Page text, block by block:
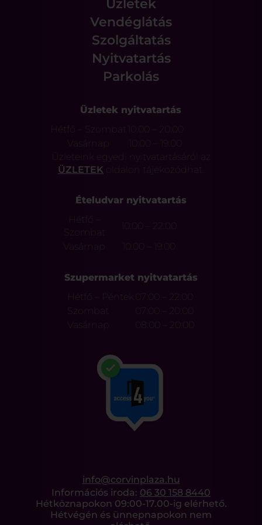
Üzletek
Vendéglátás
Szolgáltatás
Nyitvatartás
Parkolás
Üzletek nyitvatartás
Hétfő – Szombat
10:00 – 20:00
Vasárnap
Üzleteink egyedi nyitvatartásáról az
ÜZLETEK oldalon tájékozódhat.
Ételudvar nyitvatartás
Hétfő –
Szombat
10:00 – 22:00
Vasárnap
Szupermarket nyitvatartás
Hétfő – Péntek
07:00 – 22:00
Szombat
07:00 – 20:00
Vasárnap
08:00 – 20:00
info@corvinplaza.hu
Információs iroda: 06 30 158 8440
Hétköznapokon 09:00-17.00-ig elérhető.
Hétvégén és ünnepnapokon nem